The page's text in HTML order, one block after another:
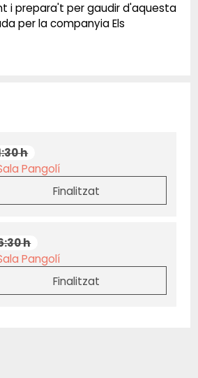
i prepara't per gaudir d'aquesta
per la companyia Els
h
Pangolí
Finalitzat
h
Pangolí
Finalitzat